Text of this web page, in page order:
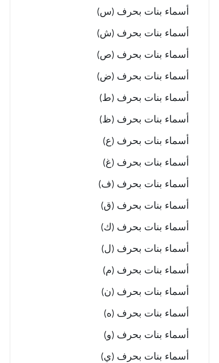
أسماء بنات بحرف (س)
أسماء بنات بحرف (ش)
أسماء بنات بحرف (ص)
أسماء بنات بحرف (ض)
أسماء بنات بحرف (ط)
أسماء بنات بحرف (ظ)
أسماء بنات بحرف (ع)
أسماء بنات بحرف (غ)
أسماء بنات بحرف (ف)
أسماء بنات بحرف (ق)
أسماء بنات بحرف (ك)
أسماء بنات بحرف (ل)
أسماء بنات بحرف (م)
أسماء بنات بحرف (ن)
أسماء بنات بحرف (ه)
أسماء بنات بحرف (و)
أسماء بنات بحرف (ي)